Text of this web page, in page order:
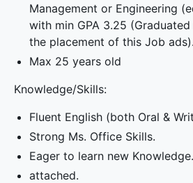
Management or Engineering
with min GPA 3.25
the placement of this Job ads).
Max 25 years old
Knowledge/Skills:
Fluent English (both Oral &
Strong Ms. Office Skills.
Eager to learn new Knowledge.
attached.